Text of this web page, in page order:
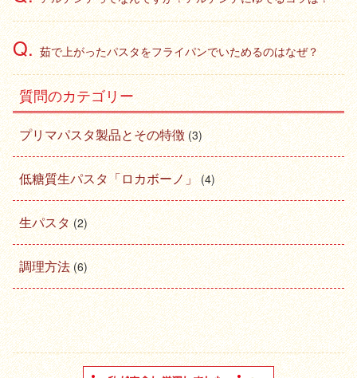
茹で上がったパスタをフライパンでいためるのはなぜ？
質問のカテゴリー
プリマパスタ製品とその特徴(3)
低糖質生パスタ「ロカボーノ」(4)
生パスタ(2)
調理方法(6)